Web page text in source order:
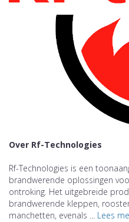
Over Rf-Technologies
Rf-Technologies is een
brandwerende oplossingen
ontroking. Het uitgebreide
brandwerende kleppen,
manchetten, evenals ... Lees